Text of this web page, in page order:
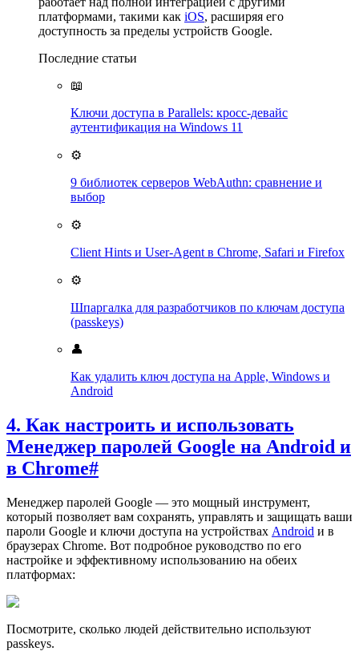
платформами, такими как iOS, расширяя его
доступность за пределы устройств Google.
Последние статьи
📖
Ключи доступа в Parallels: кросс-девайс
аутентификация на Windows 11
⚙️
9 библиотек серверов WebAuthn: сравнение и
выбор
⚙️
Client Hints и User-Agent в Chrome, Safari и Firefox
⚙️
Шпаргалка для разработчиков по ключам доступа
(passkeys)
👤
Как удалить ключ доступа на Apple, Windows и
Android
4. Как настроить и использовать
Менеджер паролей Google на Android и
в Chrome#
Менеджер паролей Google — это мощный инструмент,
который позволяет вам сохранять, управлять и защищать ваши
пароли Google и ключи доступа на устройствах Android и в
браузерах Chrome. Вот подробное руководство по его
настройке и эффективному использованию на обеих
платформах:
Посмотрите, сколько людей действительно используют
passkeys.